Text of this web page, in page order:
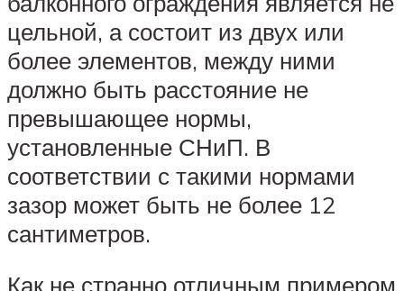
цельной, а состоит из двух или
более элементов, между ними
должно быть расстояние не
превышающее нормы,
установленные СНиП. В
соответствии с такими нормами
зазор может быть не более 12
сантиметров.
Как не странно отличным примером